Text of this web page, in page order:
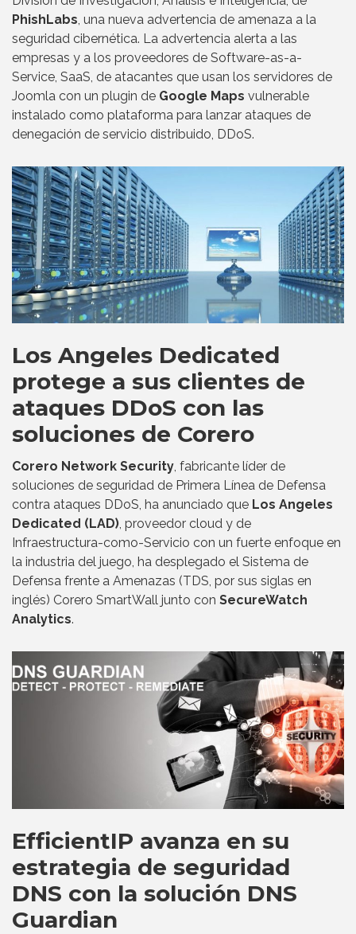
PhishLabs, una nueva advertencia de amenaza a la
seguridad cibernética. La advertencia alerta a las
empresas y a los proveedores de Software-as-a-
Service, SaaS, de atacantes que usan los servidores de
Joomla con un plugin de Google Maps vulnerable
instalado como plataforma para lanzar ataques de
denegación de servicio distribuido, DDoS.
Los Angeles Dedicated
protege a sus clientes de
ataques DDoS con las
soluciones de Corero
Corero Network Security, fabricante líder de
soluciones de seguridad de Primera Línea de Defensa
contra ataques DDoS, ha anunciado que Los Angeles
Dedicated (LAD), proveedor cloud y de
Infraestructura-como-Servicio con un fuerte enfoque en
la industria del juego, ha desplegado el Sistema de
Defensa frente a Amenazas (TDS, por sus siglas en
inglés) Corero SmartWall junto con SecureWatch
Analytics.
EfficientIP avanza en su
estrategia de seguridad
DNS con la solución DNS
Guardian